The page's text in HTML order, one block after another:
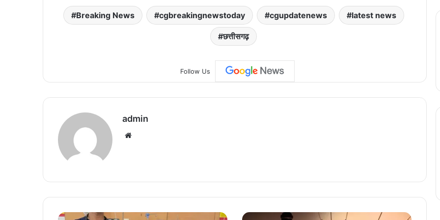
Breaking News cgbreakingnewstoday cgupdatenews latest news
छत्तीसगढ़
Follow Us
admin
अ छ